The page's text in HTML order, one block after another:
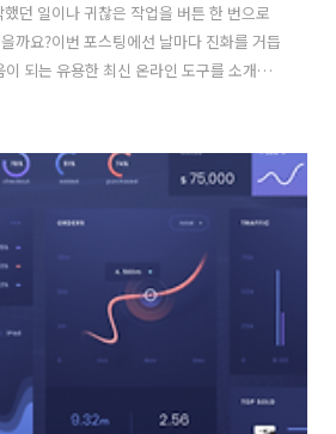
던 일이나 귀찮은 작업을 버튼 한 번으로
까요?이번 포스팅에선 날마다 진화를 거듭
되는 유용한 최신 온라인 도구를 소개해
축에 딱 맞는 도구에서부터 원격으로 재택
으니, 목적에 맞는 도구를 찾아 사용해보
도구색상 도구디자인 도구일러스트 라이
율성, 생산성 향상! 화제의 최신 온라인 도
한 도구daisyUITailwind CSS 프레임 워크